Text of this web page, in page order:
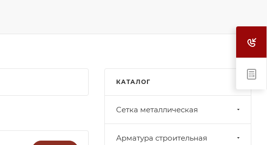
КАТАЛОГ
Cетка металлическая
Арматура строительная